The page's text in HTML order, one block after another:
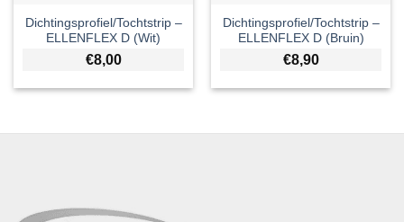
Dichtingsprofiel/Tochtstrip –
ELLENFLEX D (Wit)
€8,00
Dichtingsprofiel/Tochtstrip –
ELLENFLEX D (Bruin)
€8,90